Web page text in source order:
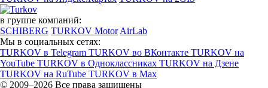
в группе компаний:
SCHIBERG TURKOV Motor AirLab
Мы в социальных сетях:
TURKOV в Telegram TURKOV во ВКонтакте TURKOV на
YouTube TURKOV в Одноклассниках TURKOV на Дзене
TURKOV на RuTube TURKOV в Max
© 2009–2026 Все права защищены